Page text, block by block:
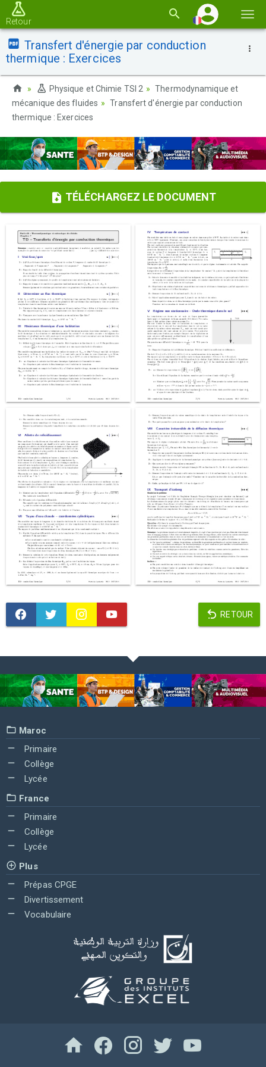
la
Retour
Transfert d'énergie par conduction
thermique : Exercices
Physique et Chimie TSI 2
Thermodynamique et
mécanique des fluides
Transfert d'énergie par conduction
thermique : Exercices
TÉLÉCHARGEZ LE DOCUMENT
RETOUR
Maroc
Primaire
Collège
Lycée
France
Primaire
Collège
Lycée
Plus
Prépas CPGE
Divertissement
Vocabulaire